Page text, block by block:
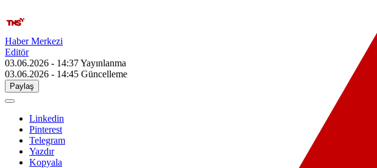
Haber Merkezi
Editör
03.06.2026 - 14:37Yayınlanma
03.06.2026 - 14:45 Güncelleme
Paylaş
Linkedin
Pinterest
Telegram
Yazdır
Kopyala